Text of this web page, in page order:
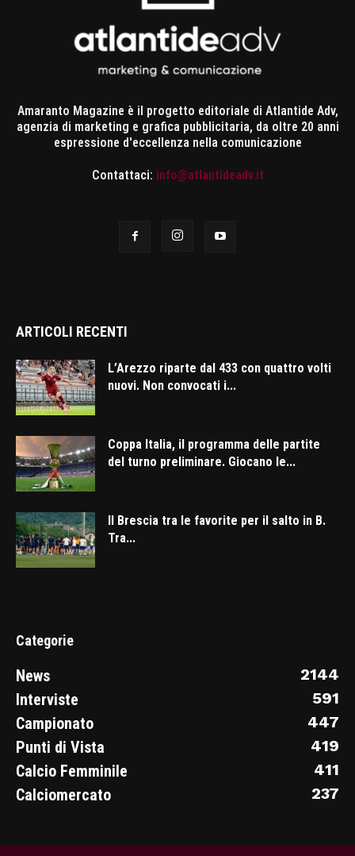
Amaranto Magazine è il progetto editoriale di Atlantide Adv,
agenzia di marketing e grafica pubblicitaria, da oltre 20 anni
espressione d'eccellenza nella comunicazione
Contattaci: info@atlantideadv.it
ARTICOLI RECENTI
L’Arezzo riparte dal 433 con quattro volti
nuovi. Non convocati i...
Coppa Italia, il programma delle partite
del turno preliminare. Giocano le...
Il Brescia tra le favorite per il salto in B.
Tra...
Categorie
News
2144
Interviste
591
Campionato
447
Punti di Vista
419
Calcio Femminile
411
Calciomercato
237